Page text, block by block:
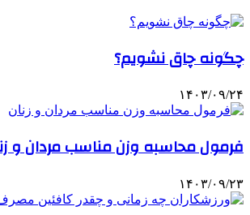
چگونه چاق نشویم؟
۱۴۰۳/۰۹/۲۴
فرمول محاسبه وزن مناسب مردان و
۱۴۰۳/۰۹/۲۳